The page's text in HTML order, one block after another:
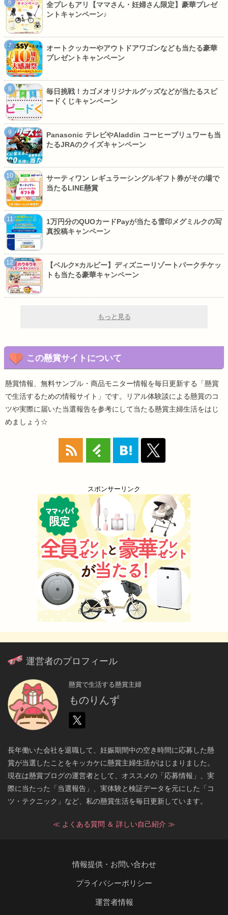
全プレもアリ【ママさん・妊婦さん限定】豪華プレゼ
ントキャンペーン♪
オートクッカーやアウトドアワゴンなども当たる豪華
プレゼントキャンペーン
毎日挑戦！カゴメオリジナルグッズなどが当たるスピ
ードくじキャンペーン
Panasonic テレビやAladdin コーヒーブリュワーも当
たるJRAのクイズキャンペーン
サーティワン レギュラーシングルギフト券がその場で
当たるLINE懸賞
1万円分のQUOカードPayが当たる雪印メグミルクの写
真投稿キャンペーン
【ベルク×カルビー】ディズニーリゾートパークチケッ
トも当たる豪華キャンペーン
もっと見る
この懸賞サイトについて
懸賞情報、無料サンプル・商品モニター情報を毎日更新する「懸賞
で生活するための情報サイト」です。リアル体験談による懸賞のコ
ツや実際に届いた当選報告を参考にして当たる懸賞主婦生活をはじ
めましょう☆
スポンサーリンク
運営者のプロフィール
懸賞で生活する懸賞主婦
ものりんず
長年働いた会社を退職して、妊娠期間中の空き時間に応募した懸
賞が当選したことをキッカケに懸賞主婦生活がはじまりました。
現在は懸賞ブログの運営者として、オススメの「応募情報」、実
際に当たった「当選報告」、実体験と検証データを元にした「コ
ツ・テクニック」など、私の懸賞生活を毎日更新しています。
≪ よくある質問 ＆ 詳しい自己紹介 ≫
情報提供・お問い合わせ
プライバシーポリシー
運営者情報